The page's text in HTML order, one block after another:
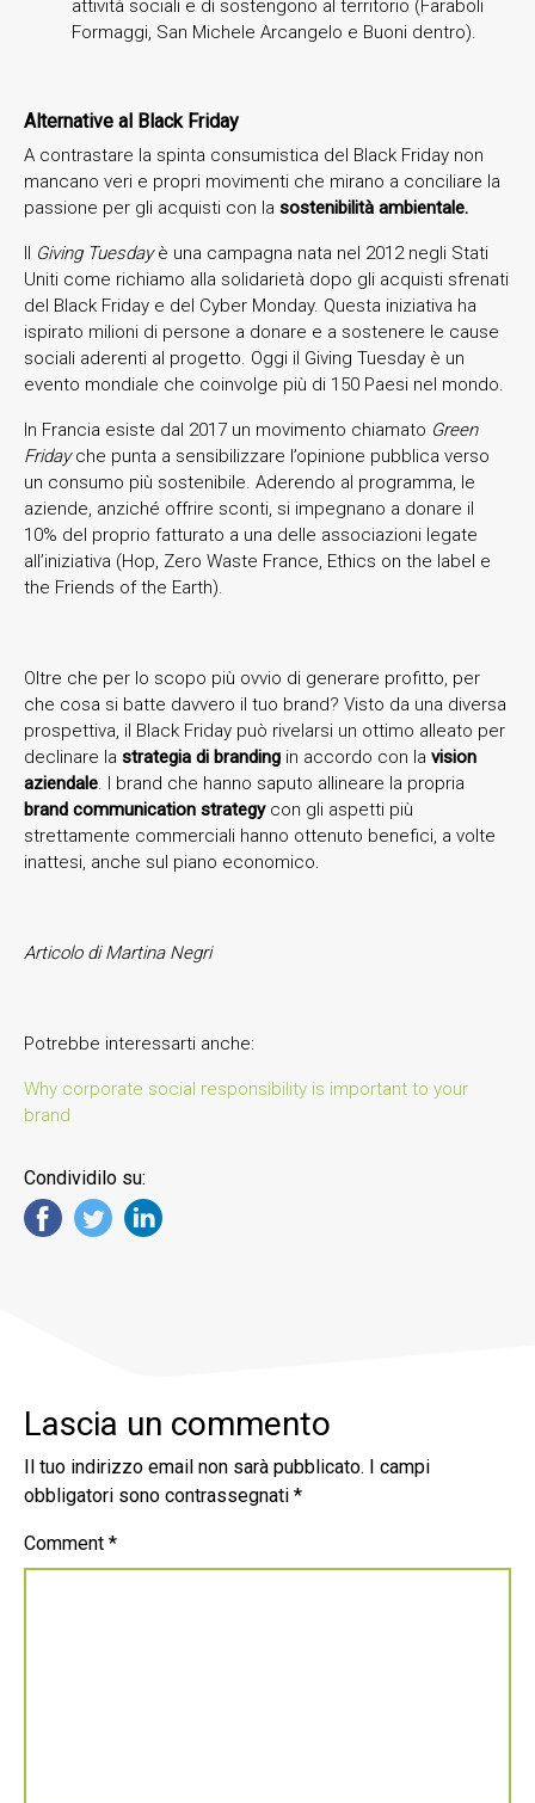
attività sociali e di sostengono al territorio (Faraboli
Formaggi, San Michele Arcangelo e Buoni dentro).
Alternative al Black Friday
A contrastare la spinta consumistica del Black Friday non
mancano veri e propri movimenti che mirano a conciliare la
passione per gli acquisti con la sostenibilità ambientale.
Il Giving Tuesdayè una campagna nata nel 2012 negli Stati
Uniti come richiamo alla solidarietà dopo gli acquisti sfrenati
del Black Friday e del Cyber Monday. Questa iniziativa ha
ispirato milioni di persone a donare e a sostenere le cause
sociali aderenti al progetto. Oggi il Giving Tuesday è un
evento mondiale che coinvolge più di 150 Paesi nel mondo.
In Francia esiste dal 2017 un movimento chiamato Green
Fridayche punta a sensibilizzare l’opinione pubblica verso
un consumo più sostenibile. Aderendo al programma, le
aziende, anziché offrire sconti, si impegnano a donare il
10% del proprio fatturato a una delle associazioni legate
all’iniziativa (Hop, Zero Waste France, Ethics on the label e
the Friends of the Earth).
Oltre che per lo scopo più ovvio di generare profitto, per
che cosa si batte davvero il tuo brand? Visto da una diversa
prospettiva, il Black Friday può rivelarsi un ottimo alleato per
declinare la strategia di branding in accordo con la vision
aziendale. I brand che hanno saputo allineare la propria
brand communication strategycon gli aspetti più
strettamente commerciali hanno ottenuto benefici, a volte
inattesi, anche sul piano economico.
Articolo di Martina Negri
Potrebbe interessarti anche:
Why corporate social responsibility is important to your
brand
Condividilo su:
Lascia un commento
Il tuo indirizzo email non sarà pubblicato.
I campi
obbligatori sono contrassegnati *
Comment *